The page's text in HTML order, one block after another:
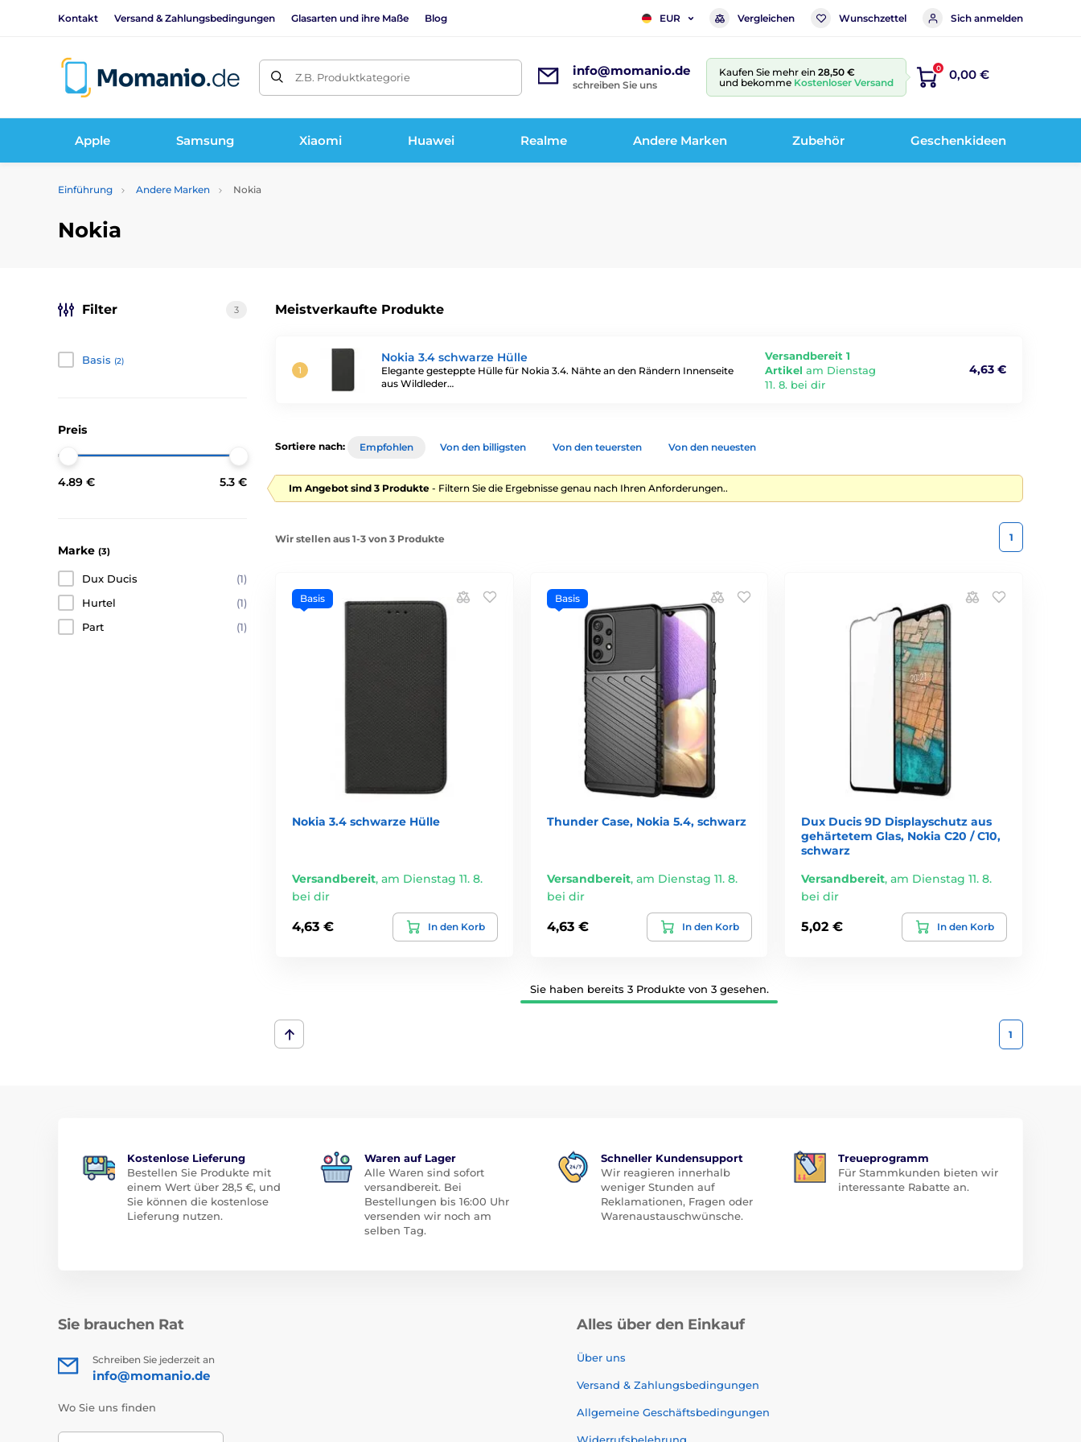
Kontakt Versand & Zahlungsbedingungen Glasarten und ihre Maße Blog EUR Vergleichen Wunschzettel Sich anmelden
Z.B. Produktkategorie info@momanio.de
schreiben Sie uns
Kaufen Sie mehr ein 28,50 €
und bekomme Kostenloser Versand
0 0,00 €
Apple Samsung Xiaomi Huawei Realme Andere Marken Zubehör Geschenkideen
Einführung Andere Marken Nokia
Nokia
Meistverkaufte Produkte
Nokia 3.4 schwarze Hülle
Elegante gesteppte Hülle für Nokia 3.4. Nähte an den Rändern Innenseite
aus Wildleder…
Versandbereit 1
Artikel am Dienstag
11. 8. bei dir
4,63 €
Filter 3
Basis (2)
Preis
4.89 € 5.3 €
Marke (3)
Dux Ducis
(1)
Hurtel
(1)
Part
(1)
Sortiere nach: Empfohlen Von den billigsten Von den teuersten Von den neuesten
Im Angebot sind 3 Produkte - Filtern Sie die Ergebnisse genau nach Ihren Anforderungen..
Wir stellen aus 1-3 von 3 Produkte 1
Basis
Nokia 3.4 schwarze Hülle
Versandbereit, am Dienstag 11. 8.
bei dir
4,63 € In den Korb
Basis
Thunder Case, Nokia 5.4, schwarz
Versandbereit, am Dienstag 11. 8.
bei dir
4,63 € In den Korb
Dux Ducis 9D Displayschutz aus
gehärtetem Glas, Nokia C20 / C10,
schwarz
Versandbereit,am Dienstag 11. 8.
bei dir
5,02 € In den Korb
Sie haben bereits 3 Produkte von 3 gesehen.
1
Kostenlose Lieferung
Bestellen Sie Produkte mit
einem Wert über 28,5 €, und
Sie können die kostenlose
Lieferung nutzen.
Waren auf Lager
Alle Waren sind sofort
versandbereit. Bei
Bestellungen bis 16:00 Uhr
versenden wir noch am
selben Tag.
Schneller Kundensupport
Wir reagieren innerhalb
weniger Stunden auf
Reklamationen, Fragen oder
Warenaustauschwünsche.
Treueprogramm
Für Stammkunden bieten wir
interessante Rabatte an.
Sie brauchen Rat
Schreiben Sie jederzeit an
info@momanio.de
Wo Sie uns finden
Alles über den Einkauf
Über uns
Versand & Zahlungsbedingungen
Allgemeine Geschäftsbedingungen
Widerrufsbelehrung